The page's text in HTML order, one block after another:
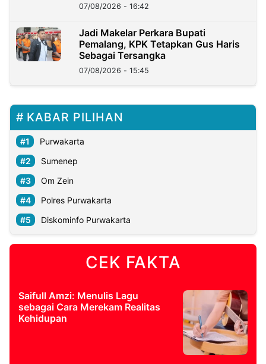
07/08/2026 - 16:42
Jadi Makelar Perkara Bupati
Pemalang, KPK Tetapkan Gus Haris
Sebagai Tersangka
07/08/2026 - 15:45
KABAR PILIHAN
Purwakarta
Sumenep
Om Zein
Polres Purwakarta
Diskominfo Purwakarta
CEK FAKTA
Saifull Amzi: Menulis Lagu
sebagai Cara Merekam Realitas
Kehidupan